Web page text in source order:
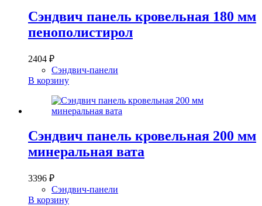
Сэндвич панель кровельная 180 мм
пенополистирол
2404 ₽
Сэндвич-панели
В корзину
Сэндвич панель кровельная 200 мм
минеральная вата
3396 ₽
Сэндвич-панели
В корзину